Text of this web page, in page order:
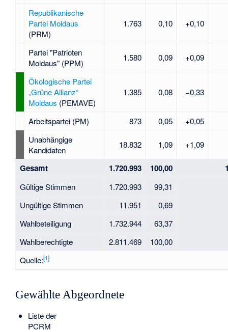
Republikanische
Partei Moldaus
(PRM)
1.763 0,10 +0,10
Partei "Patrioten
Moldaus"(PPM)
1.580 0,09 +0,09
Ökologische Partei
„Grüne Allianz“
Moldaus (PEMAVE)
1.385 0,08 −0,33
Arbeitspartei(PM) 873 0,05
+0,05
Unabhängige
Kandidaten
18.832 1,09 +1,09
Gesamt 1.720.993 100,00
Gültige Stimmen 1.720.993
99,31
Ungültige Stimmen
11.951
0,69
Wahlbeteiligung
1.732.944
63,37
Wahlberechtigte
2.811.469
100,00
Quelle:[1]
Gewählte Abgeordnete
Liste der
PCRM